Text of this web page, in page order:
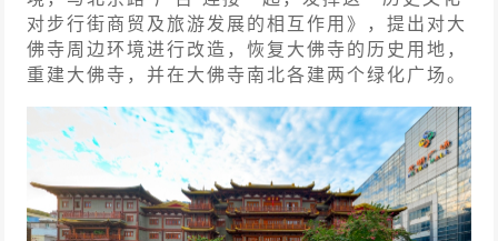
对步行街商贸及旅游发展的相互作用》，提出对大
佛寺周边环境进行改造，恢复大佛寺的历史用地，
重建大佛寺，并在大佛寺南北各建两个绿化广场。